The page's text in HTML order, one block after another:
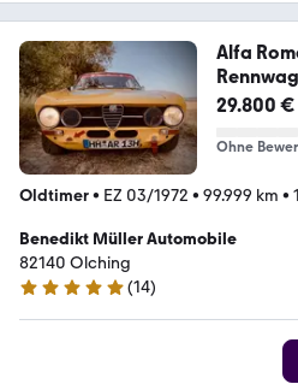
Alfa
29.800 €
Ohne
Oldtimer• EZ 03/1972 • 99.999 km •
Benedikt Müller Automobile
82140 Olching
5 Sterne
(14)